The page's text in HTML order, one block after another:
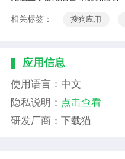
相关标签： 搜狗应用
应用信息
使用语言：中文
隐私说明： 点击查看
研发厂商：下载猫